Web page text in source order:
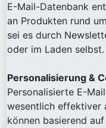
E-Mail-Datenbank
an Produkten rund
sei es durch
oder im Laden selbst.
Personalisierung &
Personalisierte E-
wesentlich effektiver
können basierend